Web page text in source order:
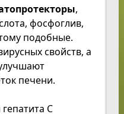
,
фосфоглив,
подобные.
свойств, а
печени.
С